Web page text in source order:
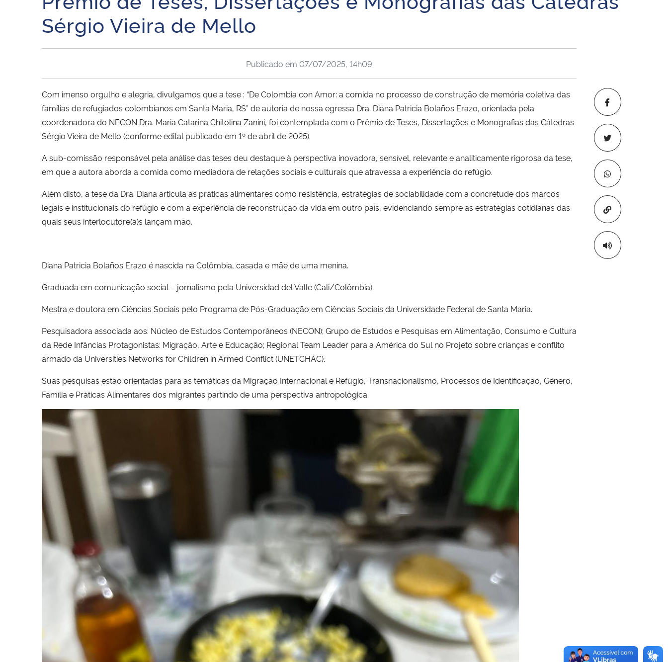
Sérgio Vieira de Mello
Copiar para
Publicado em 07/07/2025, 14h09
Com imenso orgulho e alegria, divulgamos que a tese : “De Colombia con Amor: a comida no processo de construção de memória coletiva das
famílias de refugiados colombianos em Santa Maria, RS” de autoria de nossa egressa Dra. Diana Patricia Bolaños Erazo, orientada pela
coordenadora do NECON Dra. Maria Catarina Chitolina Zanini, foi contemplada com o Prêmio de Teses, Dissertações e Monografias das Cátedras
Sérgio Vieira de Mello (conforme edital publicado em 1º de abril de 2025).
A sub-comissão responsável pela análise das teses deu destaque à perspectiva inovadora, sensível, relevante e analiticamente rigorosa da tese,
em que a autora aborda a comida como mediadora de relações sociais e culturais que atravessa a experiência do refúgio.
Além disto, a tese da Dra. Diana articula as práticas alimentares como resistência, estratégias de sociabilidade com a concretude dos marcos
legais e institucionais do refúgio e com a experiência de reconstrução da vida em outro país, evidenciando sempre as estratégias cotidianas das
quais seus interlocutore(a)s lançam mão.
Diana Patricia Bolaños Erazo é nascida na Colômbia, casada e mãe de uma menina.
Graduada em comunicação social – jornalismo pela Universidad del Valle (Cali/Colômbia).
Mestra e doutora em Ciências Sociais pelo Programa de Pós-Graduação em Ciências Sociais da Universidade Federal de Santa Maria.
Pesquisadora associada aos: Núcleo de Estudos Contemporâneos (NECON); Grupo de Estudos e Pesquisas em Alimentação, Consumo e Cultura
da Rede Infâncias Protagonistas: Migração, Arte e Educação; Regional Team Leader para a América do Sul no Projeto sobre crianças e conflito
armado da Universities Networks for Children in Armed Conflict (UNETCHAC).
Suas pesquisas estão orientadas para as temáticas da Migração Internacional e Refúgio, Transnacionalismo, Processos de Identificação, Gênero,
Família e Práticas Alimentares dos migrantes partindo de uma perspectiva antropológica.